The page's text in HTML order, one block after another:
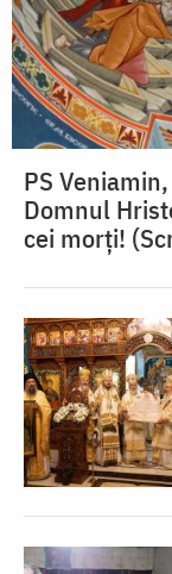
PS
Domnul
cei morți!